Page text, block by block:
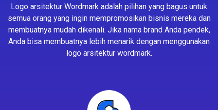
Logo arsitektur Wordmark adalah pilihan yang bagus untuk
semua orang yang ingin mempromosikan bisnis mereka dan
membuatnya mudah dikenali. Jika nama brand Anda pendek,
Anda bisa membuatnya lebih menarik dengan menggunakan
logo arsitektur wordmark.